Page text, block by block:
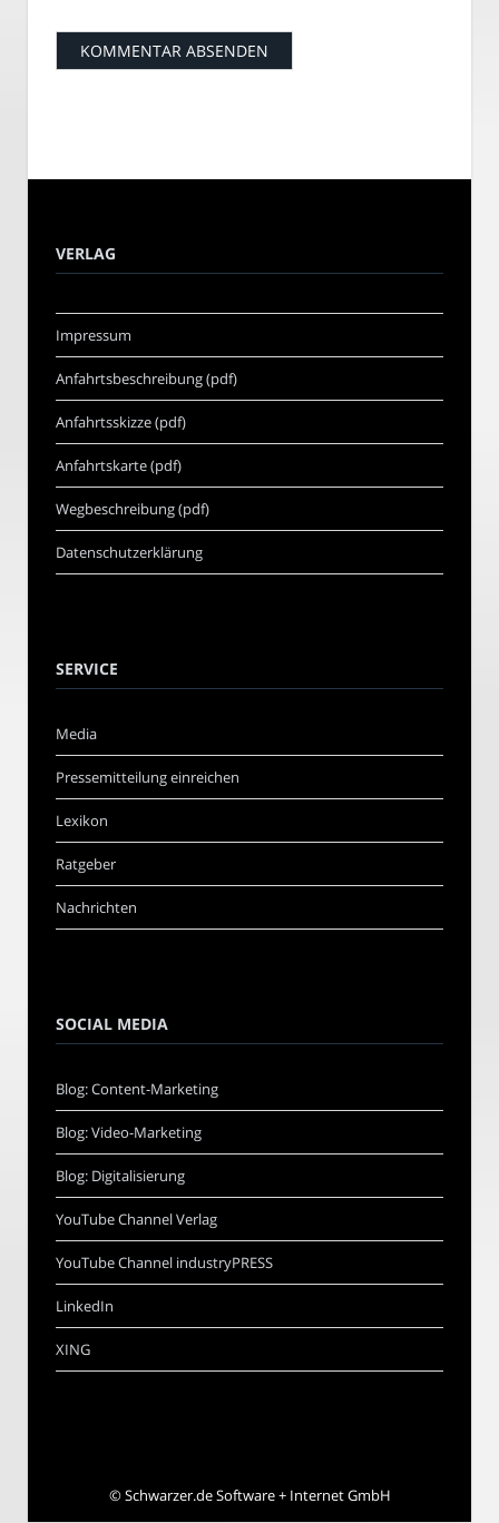
VERLAG
Impressum
Anfahrtsbeschreibung (pdf)
Anfahrtsskizze (pdf)
Anfahrtskarte (pdf)
Wegbeschreibung (pdf)
Datenschutzerklärung
SERVICE
Media
Pressemitteilung einreichen
Lexikon
Ratgeber
Nachrichten
SOCIAL MEDIA
Blog: Content-Marketing
Blog: Video-Marketing
Blog: Digitalisierung
YouTube Channel Verlag
YouTube Channel industryPRESS
LinkedIn
XING
©Schwarzer.de Software + Internet GmbH